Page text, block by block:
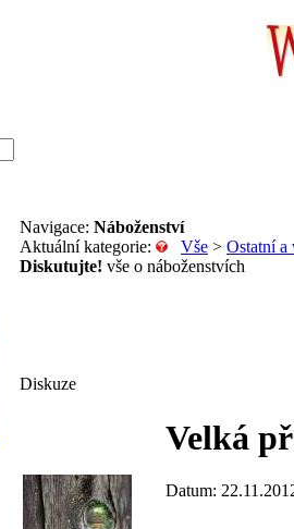
Navigace: Náboženství
Aktuální kategorie: Vše > Ostatní a
Diskutujte! vše o náboženstvích
Diskuze
Velká
Datum: